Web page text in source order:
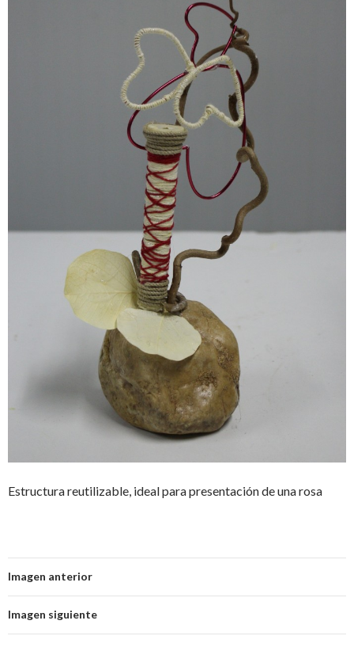
Estructura reutilizable, ideal para presentación de una rosa
Imagen anterior
Imagen siguiente